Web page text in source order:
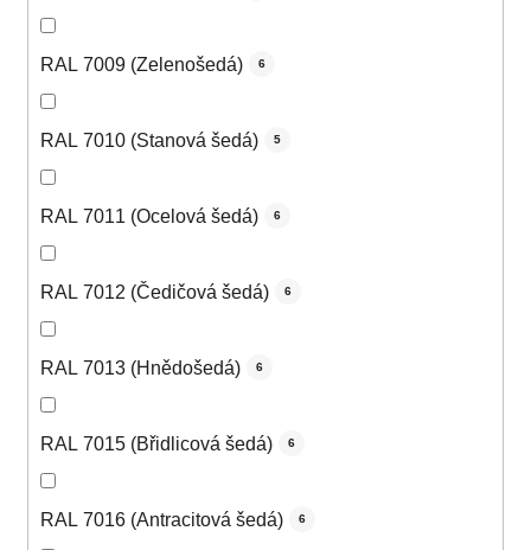
RAL 7009 (Zelenošedá) 6
RAL 7010 (Stanová šedá) 5
RAL 7011 (Ocelová šedá) 6
RAL 7012 (Čedičová šedá) 6
RAL 7013 (Hnědošedá) 6
RAL 7015 (Břidlicová šedá) 6
RAL 7016 (Antracitová šedá) 6